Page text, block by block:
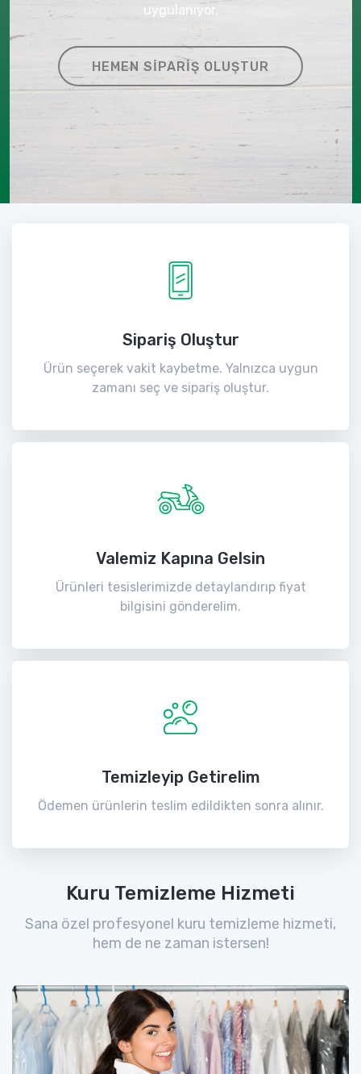
uygulanıyor.
HEMEN SIPARIŞ OLUŞTUR
Sipariş Oluştur
Ürün seçerek vakit kaybetme. Yalnızca uygun
zamanı seç ve sipariş oluştur.
Valemiz Kapına Gelsin
Ürünleri tesislerimizde detaylandırıp fiyat
bilgisini gönderelim.
Temizleyip Getirelim
Ödemen ürünlerin teslim edildikten sonra alınır.
Kuru Temizleme Hizmeti
Sana özel profesyonel kuru temizleme hizmeti,
hem de ne zaman istersen!